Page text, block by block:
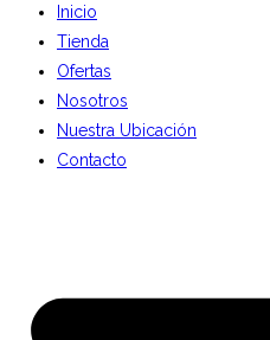
Inicio
Tienda
Ofertas
Nosotros
Nuestra Ubicación
Contacto